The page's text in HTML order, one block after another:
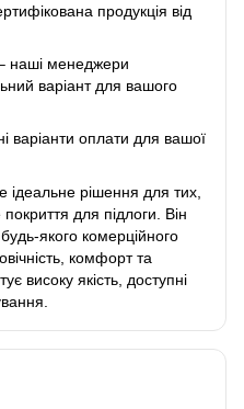
продукція від
– наші менеджери
варіант для вашого
варіанти оплати для вашої
ідеальне рішення для тих,
для підлоги. Він
якого комерційного
комфорт та
високу якість, доступні